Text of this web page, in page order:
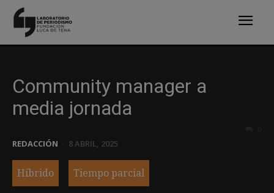
Community manager a
media jornada
REDACCIÓN 8 ABRIL, 2025
Híbrido Tiempo parcial